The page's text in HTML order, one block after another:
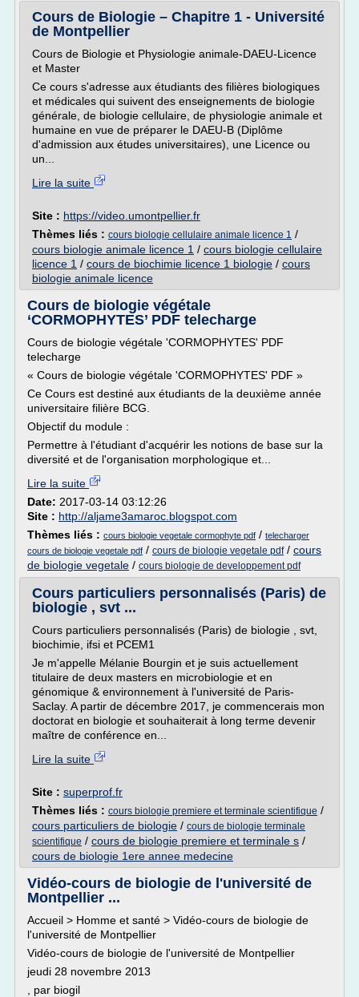
Cours de Biologie – Chapitre 1 - Université
de Montpellier
Cours de Biologie et Physiologie animale-DAEU-Licence
et Master
Ce cours s'adresse aux étudiants des filières biologiques
et médicales qui suivent des enseignements de biologie
générale, de biologie cellulaire, de physiologie animale et
humaine en vue de préparer le DAEU-B (Diplôme
d'admission aux études universitaires), une Licence ou
un...
Lire la suite
Site : https://video.umontpellier.fr
Thèmes liés : cours biologie cellulaire animale licence 1 /
cours biologie animale licence 1 / cours biologie cellulaire
licence 1 / cours de biochimie licence 1 biologie / cours
biologie animale licence
Cours de biologie végétale
‘CORMOPHYTES’ PDF telecharge
Cours de biologie végétale 'CORMOPHYTES' PDF
telecharge
« Cours de biologie végétale 'CORMOPHYTES' PDF »
Ce Cours est destiné aux étudiants de la deuxième année
universitaire filière BCG.
Objectif du module :
Permettre à l'étudiant d'acquérir les notions de base sur la
diversité et de l'organisation morphologique et...
Lire la suite
Date: 2017-03-14 03:12:26
Site : http://aljame3amaroc.blogspot.com
Thèmes liés : cours biologie vegetale cormophyte pdf / telecharger
cours de biologie vegetale pdf / cours de biologie vegetale pdf/ cours
de biologie vegetale / cours biologie de developpement pdf
Cours particuliers personnalisés (Paris) de
biologie , svt ...
Cours particuliers personnalisés (Paris) de biologie , svt,
biochimie, ifsi et PCEM1
Je m'appelle Mélanie Bourgin et je suis actuellement
titulaire de deux masters en microbiologie et en
génomique & environnement à l'université de Paris-
Saclay. A partir de décembre 2017, je commencerais mon
doctorat en biologie et souhaiterait à long terme devenir
maître de conférence en...
Lire la suite
Site : superprof.fr
Thèmes liés : cours biologie premiere et terminale scientifique /
cours particuliers de biologie / cours de biologie terminale
scientifique / cours de biologie premiere et terminale s /
cours de biologie 1ere annee medecine
Vidéo-cours de biologie de l'université de
Montpellier ...
Accueil > Homme et santé > Vidéo-cours de biologie de
l'université de Montpellier
Vidéo-cours de biologie de l'université de Montpellier
jeudi 28 novembre 2013
, par biogil